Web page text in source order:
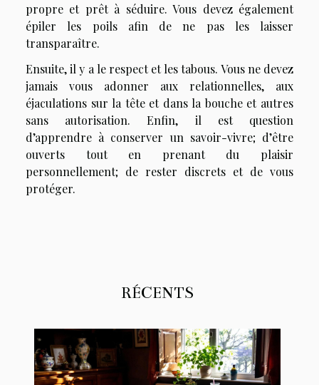
propre et prêt à séduire. Vous devez également
épiler les poils afin de ne pas les laisser
transparaître.
Ensuite, il y a le respect et les tabous. Vous ne devez
jamais vous adonner aux relationnelles, aux
éjaculations sur la tête et dans la bouche et autres
sans autorisation. Enfin, il est question
d’apprendre à conserver un savoir-vivre; d’être
ouverts tout en prenant du plaisir
personnellement; de rester discrets et de vous
protéger.
RÉCENTS